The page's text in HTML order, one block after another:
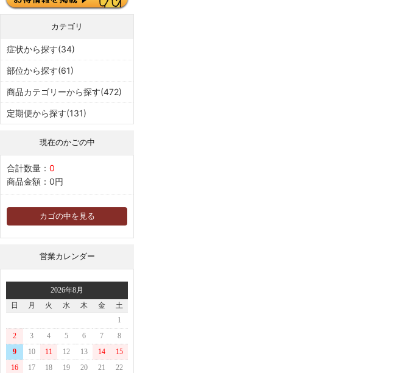
カテゴリ
症状から探す(34)
部位から探す(61)
商品カテゴリーから探す(472)
定期便から探す(131)
現在のかごの中
合計数量： 0
商品金額： 0円
カゴの中を見る
営業カレンダー
2026年8月
日
月 火 水 木 金
土
1
2
3 4 5 6 7
8
9
10 11 12 13 14
15
16
17 18 19 20 21
22